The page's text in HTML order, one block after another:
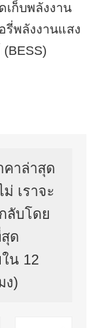
เก็บพลังงาน
รี่พลังงานแสง
คาล่าสุด
เราจะ
ลับโดย
สุด
น 12
ง)